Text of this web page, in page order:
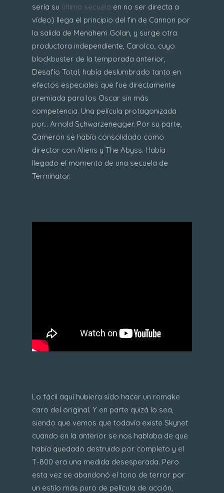
sería su última secuela en no ser directa a
vídeo) llega el principio del fin de Cannon por
la salida de Menahem Golan, y surge otra
productora independiente, Carolco, cuyo
blockbuster de la temporada anterior,
Desafío Total, había deslumbrado tanto en
efectos especiales que fue directamente
premiada para los Oscar sin más
competencia. Una película protagonizada
por... Arnold Schwarzenegger. Por su parte,
Cameron se había consolidado como
director con Aliens y The Abyss. Había
llegado el momento de una secuela de
Terminator.
Lo fácil aquí hubiera sido hacer un remake
caro del original. Y en parte quizá lo sea,
siendo que vemos que todavía existe Skynet
cuando en la anterior se nos hablaba de que
había quedado destruido por completo y el
T-800 era una medida desesperada. Pero
esta vez se abandonó el tono de terror por
un estilo más puro de película de acción,